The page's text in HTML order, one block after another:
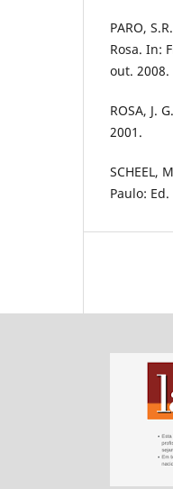
PARO,
Rosa. In:
out. 2008.
ROSA, J.
2001.
SCHEEL,
Paulo: